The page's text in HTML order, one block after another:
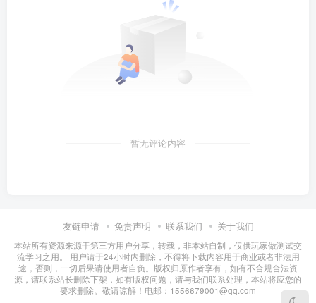
暂无评论内容
友链申请 免责声明 联系我们 关于我们
本站所有资源来源于第三方用户分享，转载，非本站自制，仅供玩家做测试交
流学习之用。 用户请于24小时内删除，不得将下载内容用于商业或者非法用
途，否则，一切后果请使用者自负。版权归原作者享有，如有不合规合法资
源，请联系站长删除下架，如有版权问题，请与我们联系处理，本站将应您的
要求删除。敬请谅解！电邮：1556679001@qq.com